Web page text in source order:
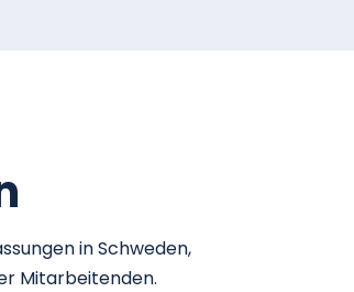
in Schweden,
Mitarbeitenden.